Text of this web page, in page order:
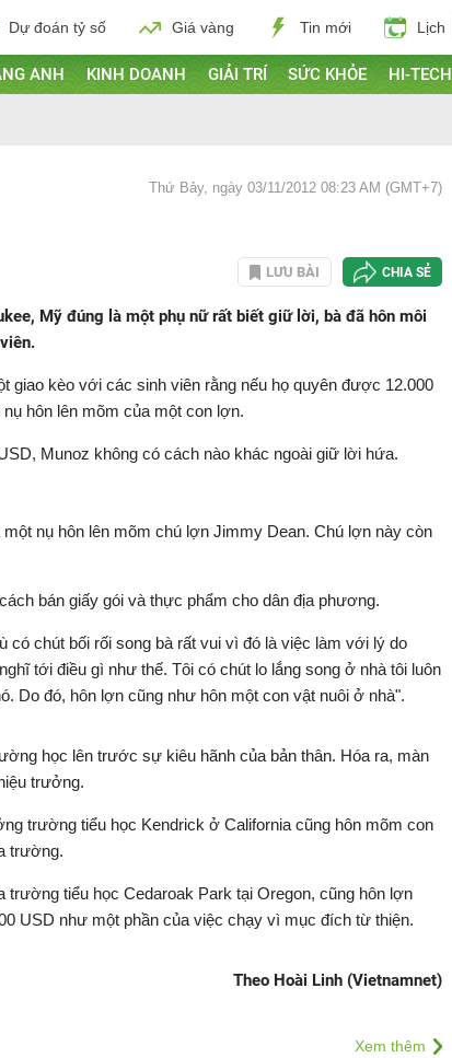
Dự đoán tỷ số Giá vàng Tin mới Lịch
ANH KINH DOANH GIẢI TRÍ SỨC KHỎE HI-TECH
Thứ Bảy, ngày 03/11/2012 08:23 AM (GMT+7)
LƯU BÀI CHIA SẺ
Mỹ đúng là một phụ nữ rất biết giữ lời, bà đã hôn môi
giao kèo với các sinh viên rằng nếu họ quyên được 12.000
hôn lên mõm của một con lợn.
Munoz không có cách nào khác ngoài giữ lời hứa.
nụ hôn lên mõm chú lợn Jimmy Dean. Chú lợn này còn
bán giấy gói và thực phẩm cho dân địa phương.
chút bối rối song bà rất vui vì đó là việc làm với lý do
tới điều gì như thế. Tôi có chút lo lắng song ở nhà tôi luôn
Do đó, hôn lợn cũng như hôn một con vật nuôi ở nhà".
học lên trước sự kiêu hãnh của bản thân. Hóa ra, màn
trưởng.
trường tiểu học Kendrick ở California cũng hôn mõm con
trường.
tiểu học Cedaroak Park tại Oregon, cũng hôn lợn
USD như một phần của việc chạy vì mục đích từ thiện.
Theo Hoài Linh (Vietnamnet)
Xem thêm